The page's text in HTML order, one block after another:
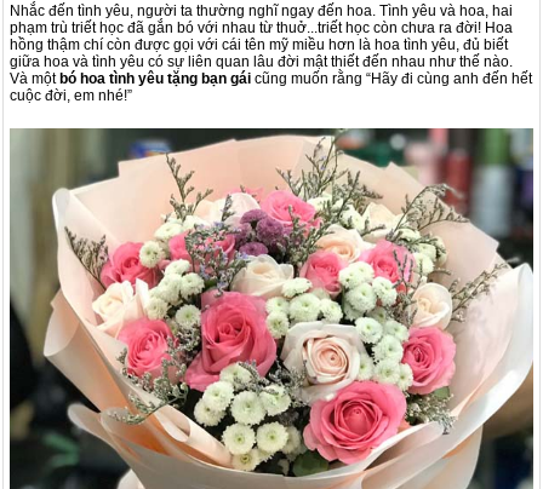
Nhắc đến tình yêu, người ta thường nghĩ ngay đến hoa. Tình yêu và hoa, hai
phạm trù triết học đã gắn bó với nhau từ thuở...triết học còn chưa ra đời! Hoa
hồng thậm chí còn được gọi với cái tên mỹ miều hơn là hoa tình yêu, đủ biết
giữa hoa và tình yêu có sự liên quan lâu đời mật thiết đến nhau như thế nào.
Và mộtbó hoa tình yêu tặng bạn gái cũng muốn rằng “Hãy đi cùng anh đến hết
cuộc đời, em nhé!”